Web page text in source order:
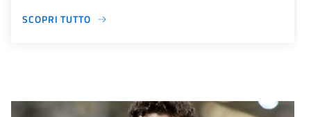
SCOPRI TUTTO